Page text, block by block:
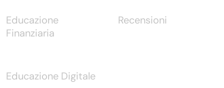
Educazione
Finanziaria
Educazione Digitale
Recensioni